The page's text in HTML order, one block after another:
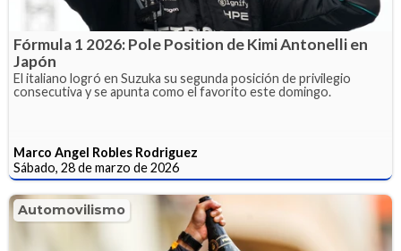
Fórmula 1 2026: Pole Position de Kimi Antonelli en
Japón
El italiano logró en Suzuka su segunda posición de privilegio
consecutiva y se apunta como el favorito este domingo.
Marco Angel Robles Rodriguez
Sábado, 28 de marzo de 2026
Automovilismo